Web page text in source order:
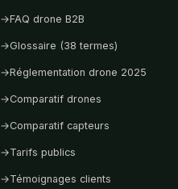
→FAQ drone B2B
→Glossaire (38 termes)
→Réglementation drone 2025
→Comparatif drones
→Comparatif capteurs
→Tarifs publics
→Témoignages clients